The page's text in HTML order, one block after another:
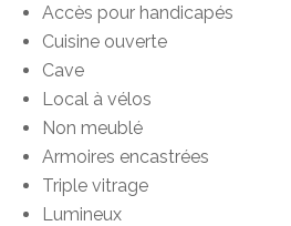
Accès pour handicapés
Cuisine ouverte
Cave
Local à vélos
Non meublé
Armoires encastrées
Triple vitrage
Lumineux